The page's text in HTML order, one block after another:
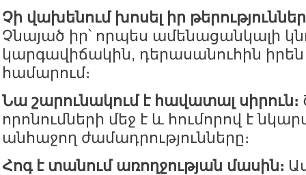
Չի վախենում խոսել իր
Չնայած իր՝ որպես ամենացանկալի
կարգավիճակին, դերասանուհին իրեն
համարում։
Նա շարունակում է հավատալ սիրուն։
որոնումների մեջ է և հումորով է
անհաջող ժամադրությունները։
Հոգ է տանում առողջության մասին։